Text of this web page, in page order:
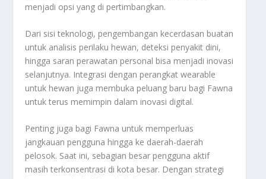
menjadi opsi yang di pertimbangkan.
Dari sisi teknologi, pengembangan kecerdasan buatan
untuk analisis perilaku hewan, deteksi penyakit dini,
hingga saran perawatan personal bisa menjadi inovasi
selanjutnya. Integrasi dengan perangkat wearable
untuk hewan juga membuka peluang baru bagi Fawna
untuk terus memimpin dalam inovasi digital.
Penting juga bagi Fawna untuk memperluas
jangkauan pengguna hingga ke daerah-daerah
pelosok. Saat ini, sebagian besar pengguna aktif
masih terkonsentrasi di kota besar. Dengan strategi